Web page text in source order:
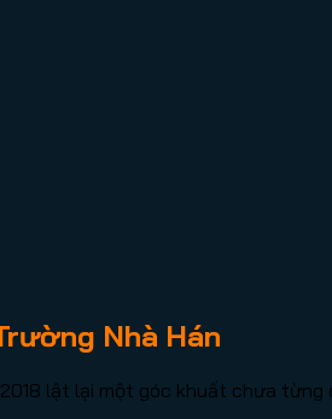
Nhà Hán
lật lại một góc khuất chưa